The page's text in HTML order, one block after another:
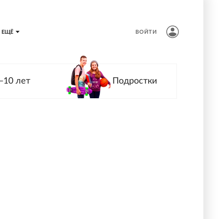
ЕЩЁ ВОЙТИ
лет Подростки